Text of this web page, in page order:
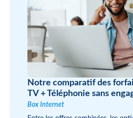
Notre comparatif des
TV + Téléphonie sans
Box Internet